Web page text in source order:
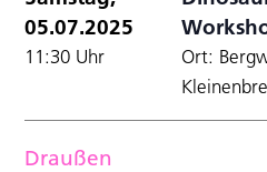
05.07.2025
11:30 Uhr
Ort:
Draußen